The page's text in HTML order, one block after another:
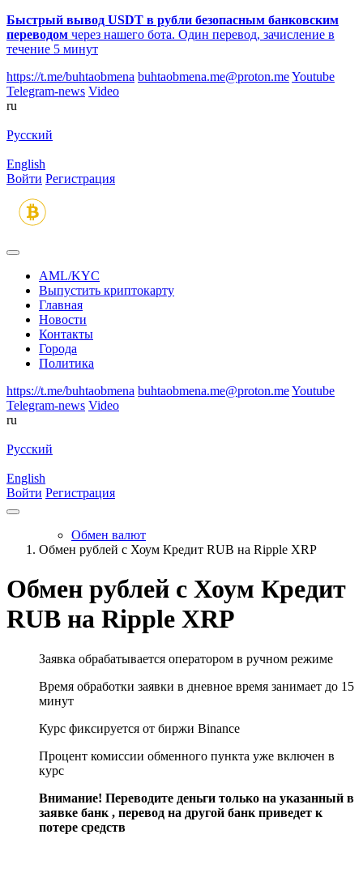
Быстрый вывод USDT в рубли безопасным банковским
переводом через нашего бота. Один перевод, зачисление в
течение 5 минут
https://t.me/buhtaobmena buhtaobmena.me@proton.meYoutube
Telegram-news Video
ru
Русский
English
Войти Регистрация
AML/KYC
Выпустить криптокарту
Главная
Новости
Контакты
Города
Политика
https://t.me/buhtaobmena buhtaobmena.me@proton.meYoutube
Telegram-news Video
ru
Русский
English
Войти Регистрация
Обмен валют
Обмен рублей с Хоум Кредит RUB на Ripple XRP
Обмен рублей с Хоум Кредит
RUB на Ripple XRP
Заявка обрабатывается оператором в ручном режиме
Время обработки заявки в дневное время занимает до 15
минут
Курс фиксируется от биржи Binance
Процент комиссии обменного пункта уже включен в
курс
Внимание! Переводите деньги только на указанный в
заявке банк , перевод на другой банк приведет к
потере средств